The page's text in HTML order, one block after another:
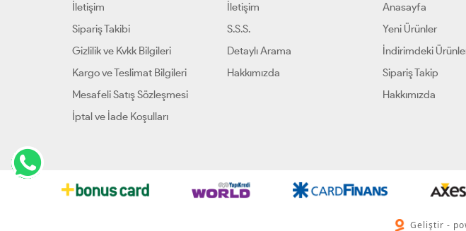
İletişim
Sipariş Takibi
Gizlilik ve Kvkk Bilgileri
Kargo ve Teslimat Bilgileri
Mesafeli Satış Sözleşmesi
İptal ve İade Koşulları
İletişim
S.S.S.
Detaylı Arama
Hakkımızda
Anasayfa
Yeni Ürünler
İndirimdeki
Sipariş Takip
Hakkımızda
Geliştir -